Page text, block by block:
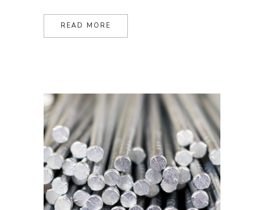
READ MORE